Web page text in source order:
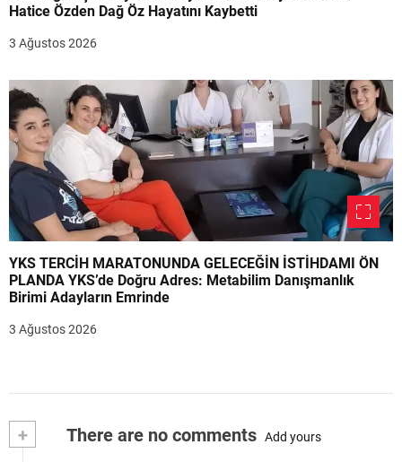
Hatice Özden Dağ Öz Hayatını Kaybetti
3 Ağustos 2026
YKS TERCİH MARATONUNDA GELECEĞİN İSTİHDAMI ÖN
PLANDA YKS’de Doğru Adres: Metabilim Danışmanlık
Birimi Adayların Emrinde
3 Ağustos 2026
+ There are no comments Add yours